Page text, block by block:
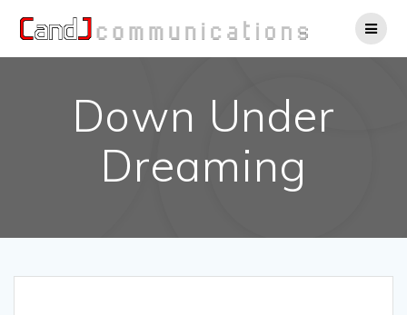
al
Down Under
Dreaming